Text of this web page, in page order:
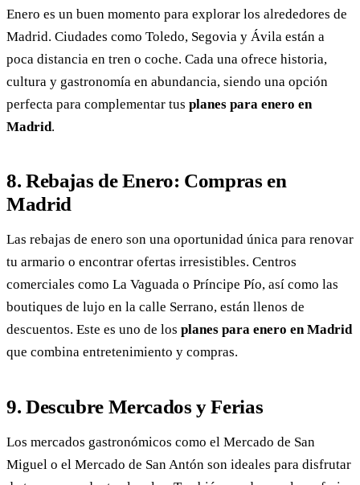
Enero es un buen momento para explorar los alrededores de
Madrid. Ciudades como Toledo, Segovia y Ávila están a
poca distancia en tren o coche. Cada una ofrece historia,
cultura y gastronomía en abundancia, siendo una opción
perfecta para complementar tus planes para enero en
Madrid.
8. Rebajas de Enero: Compras en
Madrid
Las rebajas de enero son una oportunidad única para renovar
tu armario o encontrar ofertas irresistibles. Centros
comerciales como La Vaguada o Príncipe Pío, así como las
boutiques de lujo en la calle Serrano, están llenos de
descuentos. Este es uno de los planes para enero en Madrid
que combina entretenimiento y compras.
9. Descubre Mercados y Ferias
Los mercados gastronómicos como el Mercado de San
Miguel o el Mercado de San Antón son ideales para disfrutar